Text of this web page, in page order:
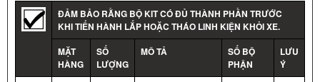
ĐẢM BẢO RẰNG BỘ KIT CÓ ĐỦ THÀNH PHẦN TRƯỚC
KHI TIẾN HÀNH LẮP HOẶC THÁO LINH KIỆN KHỎI XE.
MẶT
HÀNG
SỐ
LƯỢNG
MÔ TẢ
SỐ BỘ
PHẬN
LƯU
Ý